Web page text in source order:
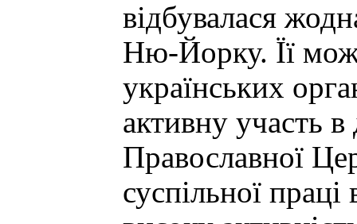
відбувалася
Ню-Йорку. Її
українських
активну участь в
Православної
суспільної